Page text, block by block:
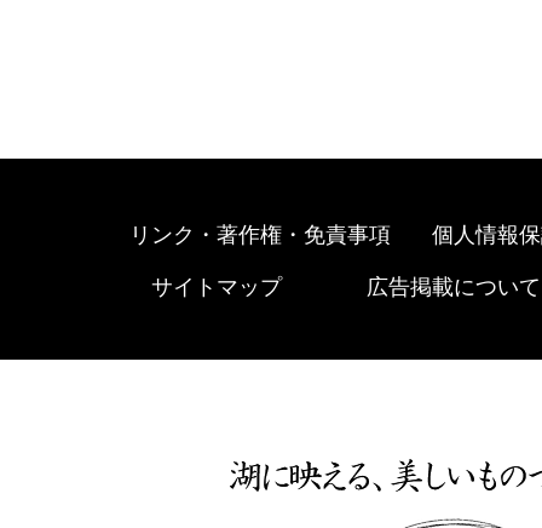
リンク・著作権・免責事項 個人情報
サイトマップ 広告掲載について